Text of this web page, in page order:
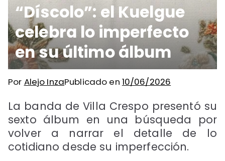
“Díscolo”: el Kuelgue
celebra lo imperfecto
en su último álbum
Por Alejo InzaPublicado en 10/06/2026
La banda de Villa Crespo presentó su
sexto álbum en una búsqueda por
volver a narrar el detalle de lo
cotidiano desde su imperfección.